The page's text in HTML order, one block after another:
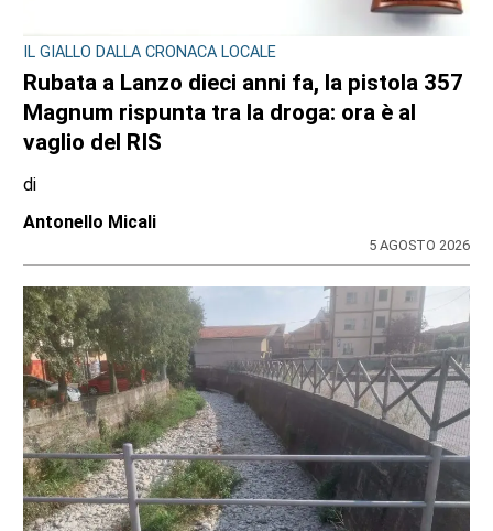
IL GIALLO DALLA CRONACA LOCALE
Rubata a Lanzo dieci anni fa, la pistola 357
Magnum rispunta tra la droga: ora è al
vaglio del RIS
di
Antonello Micali
5 AGOSTO 2026